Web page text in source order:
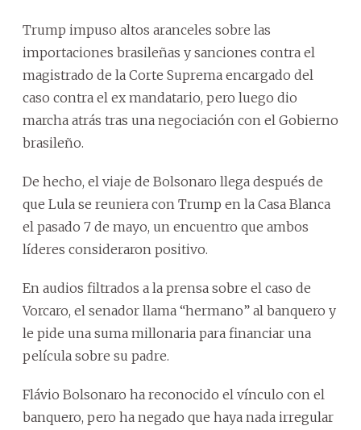
Trump impuso altos aranceles sobre las
importaciones brasileñas y sanciones contra el
magistrado de la Corte Suprema encargado del
caso contra el ex mandatario, pero luego dio
marcha atrás tras una negociación con el Gobierno
brasileño.
De hecho, el viaje de Bolsonaro llega después de
que Lula se reuniera con Trump en la Casa Blanca
el pasado 7 de mayo, un encuentro que ambos
líderes consideraron positivo.
En audios filtrados a la prensa sobre el caso de
Vorcaro, el senador llama “hermano” al banquero y
le pide una suma millonaria para financiar una
película sobre su padre.
Flávio Bolsonaro ha reconocido el vínculo con el
banquero, pero ha negado que haya nada irregular